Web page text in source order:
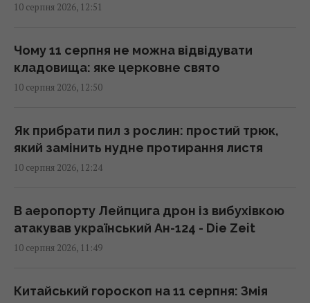
Електромобілі швидко втрачають у
13:17 понеділок, 10 серпня 2026
Монатік публічно звернувся до дружини та
13:13 понеділок, 10 серпня 2026
Росія планує запускати до 200 балістичних
13:04 понеділок, 10 серпня 2026
В Європі бʼють на сполох через різкий
причина
10 серпня 2026, 12:51
Чому 11 серпня не можна відвідувати
кладовища: яке церковне свято
10 серпня 2026, 12:50
Як прибрати пил з рослин: простий трюк,
який замінить нудне протирання листя
10 серпня 2026, 12:24
В аеропорту Лейпцига дрон із вибухівкою
атакував український Ан-124 - Die Zeit
10 серпня 2026, 11:49
Китайський гороскоп на 11 серпня: Змія